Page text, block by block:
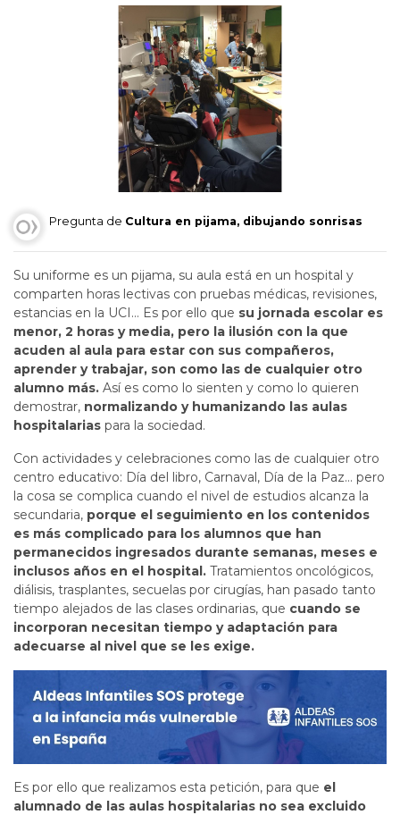
Pregunta de Cultura en pijama, dibujando sonrisas
Su uniforme es un pijama, su aula está en un hospital y
comparten horas lectivas con pruebas médicas, revisiones,
estancias en la UCI… Es por ello que su jornada escolar es
menor, 2 horas y media, pero la ilusión con la que
acuden al aula para estar con sus compañeros,
aprender y trabajar, son como las de cualquier otro
alumno más. Así es como lo sienten y como lo quieren
demostrar, normalizando y humanizando las aulas
hospitalarias para la sociedad.
Con actividades y celebraciones como las de cualquier otro
centro educativo: Día del libro, Carnaval, Día de la Paz… pero
la cosa se complica cuando el nivel de estudios alcanza la
secundaria, porque el seguimiento en los contenidos
es más complicado para los alumnos que han
permanecidos ingresados durante semanas, meses e
inclusos años en el hospital. Tratamientos oncológicos,
diálisis, trasplantes, secuelas por cirugías, han pasado tanto
tiempo alejados de las clases ordinarias, que cuando se
incorporan necesitan tiempo y adaptación para
adecuarse al nivel que se les exige.
Es por ello que realizamos esta petición, para que el
alumnado de las aulas hospitalarias no sea excluido